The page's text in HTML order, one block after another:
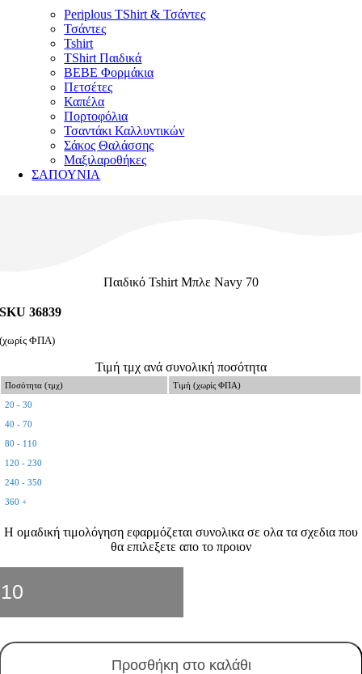
Periplous TShirt & Τσάντες
Τσάντες
Tshirt
TShirt Παιδικά
ΒΕΒΕ Φορμάκια
Πετσέτες
Καπέλα
Πορτοφόλια
Τσαντάκι Καλλυντικών
Σάκος Θαλάσσης
Μαξιλαροθήκες
ΣΑΠΟΥΝΙΑ
Παιδικό Tshirt Μπλε Navy 70
SKU 36839
(χωρίς ΦΠΑ)
Τιμή τμχ ανά συνολική ποσότητα
Ποσότητα (τμχ)
Τιμή (χωρίς ΦΠΑ)
20 - 30
40 - 70
80 - 110
120 - 230
240 - 350
360 +
Η ομαδική τιμολόγηση εφαρμόζεται συνολικα σε ολα τα σχεδια που
θα επιλεξετε απο το προιον
Προσθήκη στο καλάθι